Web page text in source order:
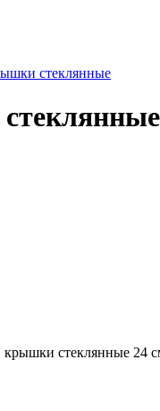
стеклянные
крышки стеклянные 24